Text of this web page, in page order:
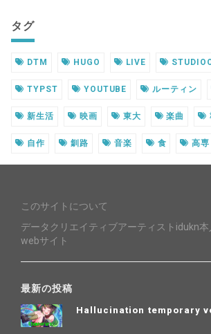
タグ
DTM HUGO LIVE
TYPST YOUTUBE ルーティン
新生活 映画 東大 楽曲
自作 釧路 音楽 食 高専
このサイトについて
データクリエイティブアーティストidukn
webサイト
最新の投稿
Hallucination temporary